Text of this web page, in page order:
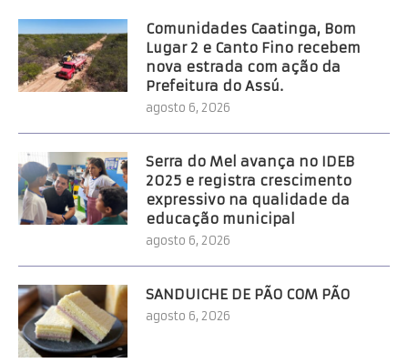
Comunidades Caatinga, Bom
Lugar 2 e Canto Fino recebem
nova estrada com ação da
Prefeitura do Assú.
agosto 6, 2026
Serra do Mel avança no IDEB
2025 e registra crescimento
expressivo na qualidade da
educação municipal
agosto 6, 2026
SANDUICHE DE PÃO COM PÃO
agosto 6, 2026